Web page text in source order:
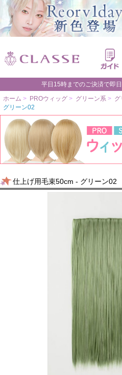
平日15時までのご決済で即
ホーム > PROウィッグ > グリーン系 > グ
グリーン02
仕上げ用毛束50cm - グリーン02